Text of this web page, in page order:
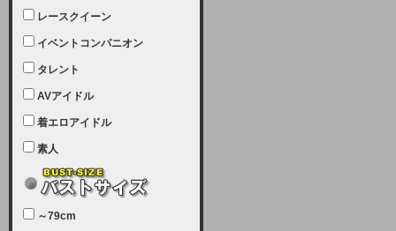
ら午前11：00（予定）でサーバー
メンテナンスを実施します。ユーザ
ー様にはご迷惑をおかけしますがご
理解いただけます様、宜しくお願い
致します。
2025-07-05 (土)
【サーバーメンテナンス完了のお知
本日、サーバーメンテナンスのため
ユーザー様には大変ご迷惑をおかけ
しました。無事、メンテナンスが完
レースクイーン
イベントコンパニオン
タレント
AVアイドル
着エロアイドル
素人
～79cm